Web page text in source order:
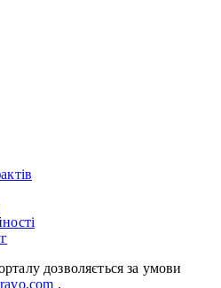
дозволяється за умови
.